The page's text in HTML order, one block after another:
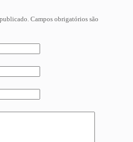
Campos obrigatórios são